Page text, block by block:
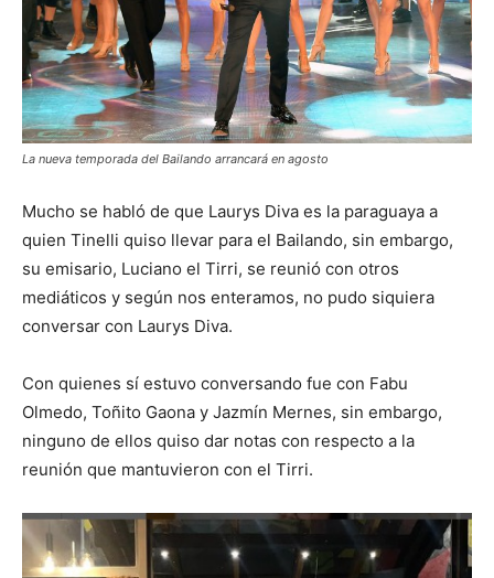
La nueva temporada del Bailando arrancará en agosto
Mucho se habló de que Laurys Diva es la paraguaya a
quien Tinelli quiso llevar para el Bailando, sin embargo,
su emisario, Luciano el Tirri, se reunió con otros
mediáticos y según nos enteramos, no pudo siquiera
conversar con Laurys Diva.
Con quienes sí estuvo conversando fue con Fabu
Olmedo, Toñito Gaona y Jazmín Mernes, sin embargo,
ninguno de ellos quiso dar notas con respecto a la
reunión que mantuvieron con el Tirri.